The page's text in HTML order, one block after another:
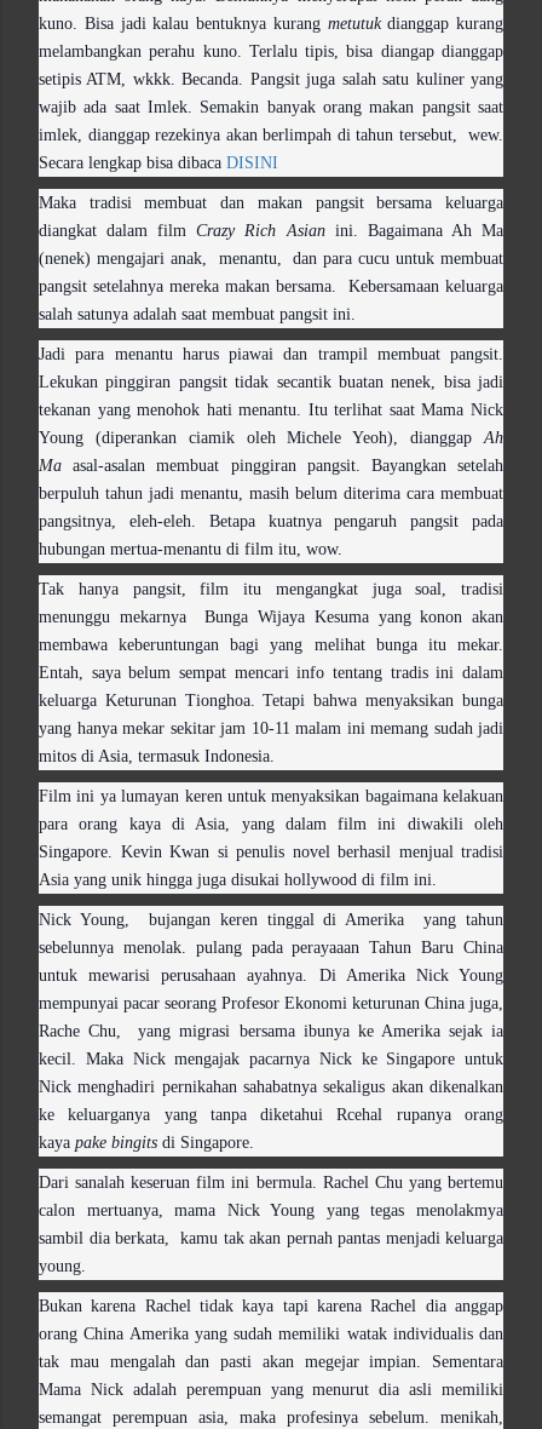
kuno. Bisa jadi kalau bentuknya kurang metutukdianggap kurang
melambangkan perahu kuno. Terlalu tipis, bisa diangap dianggap
setipis ATM, wkkk. Becanda. Pangsit juga salah satu kuliner yang
wajib ada saat Imlek. Semakin banyak orang makan pangsit saat
imlek, dianggap rezekinya akan berlimpah di tahun tersebut, wew.
Secara lengkap bisa dibaca DISINI
Maka tradisi membuat dan makan pangsit bersama keluarga
diangkat dalam filmCrazy Rich Asianini. Bagaimana Ah Ma
(nenek) mengajari anak, menantu, dan para cucu untuk membuat
pangsit setelahnya mereka makan bersama. Kebersamaan keluarga
salah satunya adalah saat membuat pangsit ini.
Jadi para menantu harus piawai dan trampil membuat pangsit.
Lekukan pinggiran pangsit tidak secantik buatan nenek, bisa jadi
tekanan yang menohok hati menantu. Itu terlihat saat Mama Nick
Young (diperankan ciamik oleh Michele Yeoh), dianggapAh
Ma asal-asalan membuat pinggiran pangsit. Bayangkan setelah
berpuluh tahun jadi menantu, masih belum diterima cara membuat
pangsitnya, eleh-eleh. Betapa kuatnya pengaruh pangsit pada
hubungan mertua-menantu di film itu, wow.
Tak hanya pangsit, film itu mengangkat juga soal, tradisi
menunggu mekarnya Bunga Wijaya Kesuma yang konon akan
membawa keberuntungan bagi yang melihat bunga itu mekar.
Entah, saya belum sempat mencari info tentang tradis ini dalam
keluarga Keturunan Tionghoa. Tetapi bahwa menyaksikan bunga
yang hanya mekar sekitar jam 10-11 malam ini memang sudah jadi
mitos di Asia, termasuk Indonesia.
Film ini ya lumayan keren untuk menyaksikan bagaimana kelakuan
para orang kaya di Asia, yang dalam film ini diwakili oleh
Singapore. Kevin Kwan si penulis novel berhasil menjual tradisi
Asia yang unik hingga juga disukai hollywood di film ini.
Nick Young, bujangan keren tinggal di Amerika yang tahun
sebelunnya menolak. pulang pada perayaaan Tahun Baru China
untuk mewarisi perusahaan ayahnya. Di Amerika Nick Young
mempunyai pacar seorang Profesor Ekonomi keturunan China juga,
Rache Chu, yang migrasi bersama ibunya ke Amerika sejak ia
kecil. Maka Nick mengajak pacarnya Nick ke Singapore untuk
Nick menghadiri pernikahan sahabatnya sekaligus akan dikenalkan
ke keluarganya yang tanpa diketahui Rcehal rupanya orang
kaya pake bingits di Singapore.
Dari sanalah keseruan film ini bermula. Rachel Chu yang bertemu
calon mertuanya, mama Nick Young yang tegas menolakmya
sambil dia berkata, kamu tak akan pernah pantas menjadi keluarga
young.
Bukan karena Rachel tidak kaya tapi karena Rachel dia anggap
orang China Amerika yang sudah memiliki watak individualis dan
tak mau mengalah dan pasti akan megejar impian. Sementara
Mama Nick adalah perempuan yang menurut dia asli memiliki
semangat perempuan asia, maka profesinya sebelum. menikah,